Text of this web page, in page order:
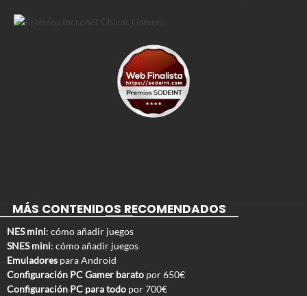
MÁS CONTENIDOS RECOMENDADOS
NES mini: cómo añadir juegos
SNES mini: cómo añadir juegos
Emuladores para Android
Configuración PC Gamer barato por 650€
Configuración PC para todo por 700€